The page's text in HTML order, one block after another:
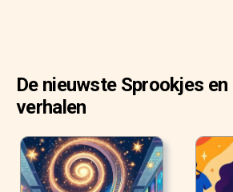
De nieuwste Sprookjes
verhalen